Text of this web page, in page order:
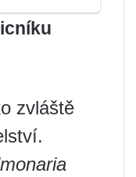
zvláště